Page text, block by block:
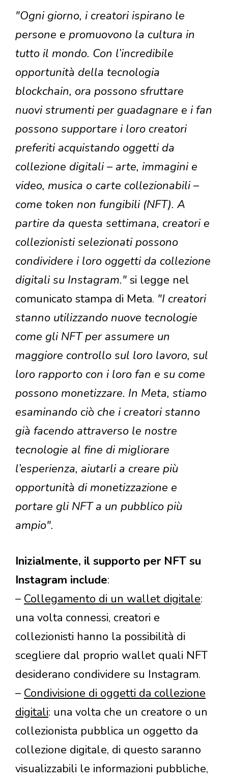
"Ogni giorno, i creatori ispirano le
persone e promuovono la cultura in
tutto il mondo. Con l’incredibile
opportunità della tecnologia
blockchain, ora possono sfruttare
nuovi strumenti per guadagnare e i fan
possono supportare i loro creatori
preferiti acquistando oggetti da
collezione digitali – arte, immagini e
video, musica o carte collezionabili –
come token non fungibili (NFT). A
partire da questa settimana, creatori e
collezionisti selezionati possono
condividere i loro oggetti da collezione
digitali su Instagram." si legge nel
comunicato stampa di Meta. "I creatori
stanno utilizzando nuove tecnologie
come gli NFT per assumere un
maggiore controllo sul loro lavoro, sul
loro rapporto con i loro fan e su come
possono monetizzare. In Meta, stiamo
esaminando ciò che i creatori stanno
già facendo attraverso le nostre
tecnologie al fine di migliorare
l’esperienza, aiutarli a creare più
opportunità di monetizzazione e
portare gli NFT a un pubblico più
ampio".
Inizialmente, il supporto per NFT su
Instagram include:
– Collegamento di un wallet digitale:
una volta connessi, creatori e
collezionisti hanno la possibilità di
scegliere dal proprio wallet quali NFT
desiderano condividere su Instagram.
– Condivisione di oggetti da collezione
digitali: una volta che un creatore o un
collezionista pubblica un oggetto da
collezione digitale, di questo saranno
visualizzabili le informazioni pubbliche,